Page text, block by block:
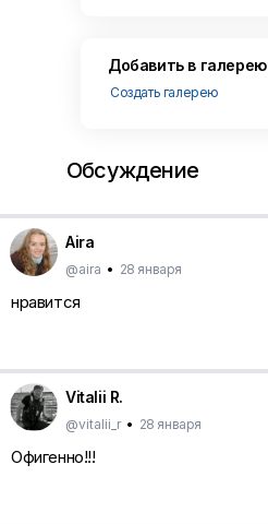
Добавить в галерею
Создать галерею
Обсуждение
Aira
@aira • 28 января
нравится
Vitalii R.
@vitalii_r • 28 января
Офигенно!!!